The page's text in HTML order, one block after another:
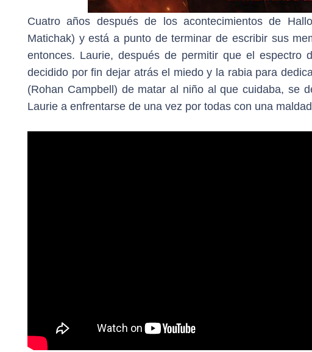
Cuatro años después de los acontecimientos de
Matichak) y está a punto de terminar de escribir sus
entonces. Laurie, después de permitir que el espectro
decidido por fin dejar atrás el miedo y la rabia para
(Rohan Campbell) de matar al niño al que cuidaba, se
Laurie a enfrentarse de una vez por todas con una